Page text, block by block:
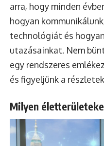
arra, hogy minden
hogyan
technológiát és
utazásainkat. Nem
egy rendszeres
és figyeljünk a
Milyen